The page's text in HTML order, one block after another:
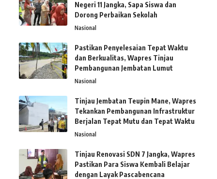
Negeri 11 Jangka, Sapa Siswa dan
Dorong Perbaikan Sekolah
Nasional
Pastikan Penyelesaian Tepat Waktu
dan Berkualitas, Wapres Tinjau
Pembangunan Jembatan Lumut
Nasional
Tinjau Jembatan Teupin Mane, Wapres
Tekankan Pembangunan Infrastruktur
Berjalan Tepat Mutu dan Tepat Waktu
Nasional
Tinjau Renovasi SDN 7 Jangka, Wapres
Pastikan Para Siswa Kembali Belajar
dengan Layak Pascabencana